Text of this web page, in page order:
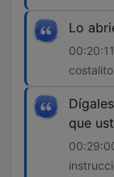
Lo
que